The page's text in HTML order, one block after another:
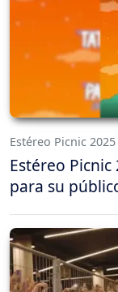
Estéreo Picnic
Estéreo
para su